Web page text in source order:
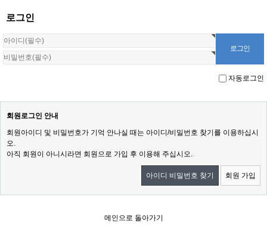
로그인
자동로그인
회원로그인 안내
회원아이디 및 비밀번호가 기억 안나실 때는 아이디/비밀번호 찾기를 이용하십시
오.
아직 회원이 아니시라면 회원으로 가입 후 이용해 주십시오.
아이디 비밀번호 찾기 회원 가입
메인으로 돌아가기